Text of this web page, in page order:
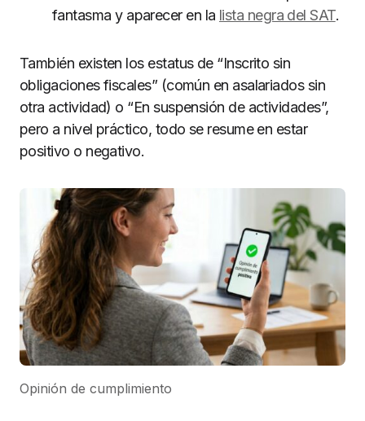
fantasma y aparecer en la lista negra del SAT.
También existen los estatus de “Inscrito sin
obligaciones fiscales” (común en asalariados sin
otra actividad) o “En suspensión de actividades”,
pero a nivel práctico, todo se resume en estar
positivo o negativo.
Opinión de cumplimiento